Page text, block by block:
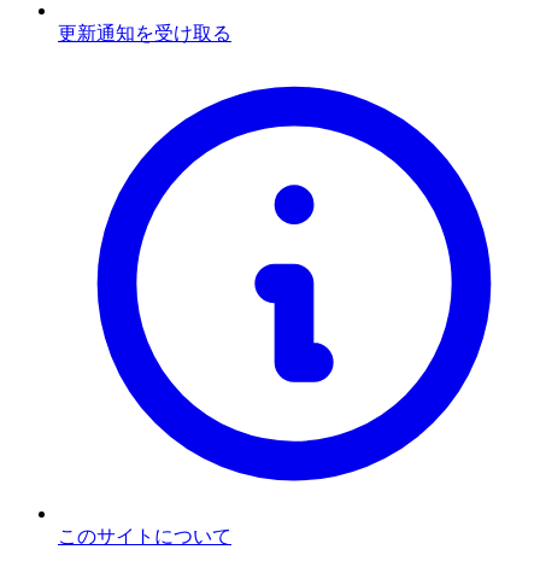
更新通知を受け取る
このサイトについて